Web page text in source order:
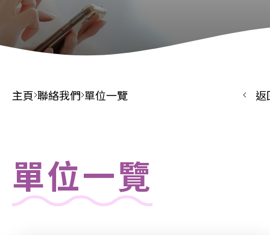
主頁 聯絡我們 單位一覽 返
單位一覽